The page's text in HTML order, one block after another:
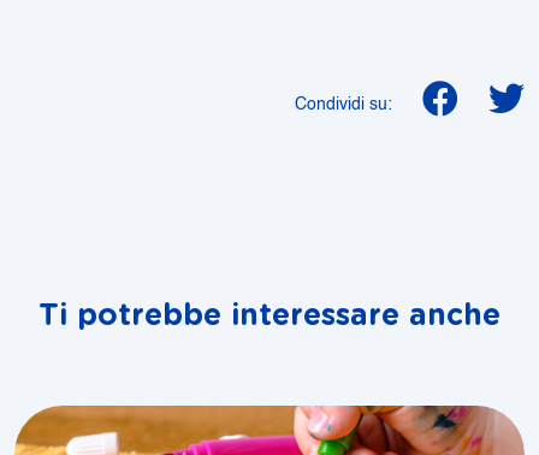
Condividi su:
Ti potrebbe interessare anche